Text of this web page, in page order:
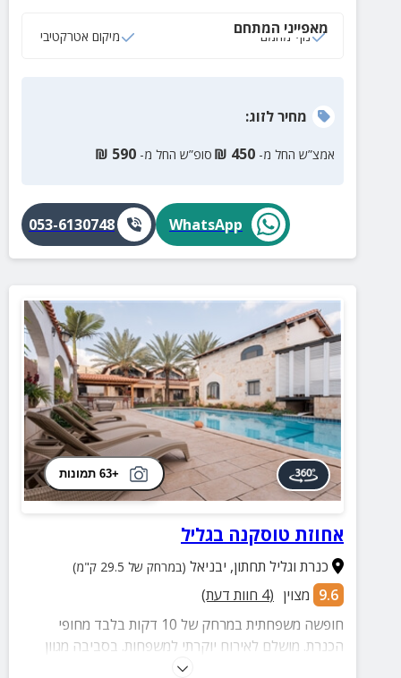
מאפייני המתחם
נוף מהמם מיקום אטרקטיבי
מחירלזוג:
אמצ”ש החל מ- 450
₪ סופ”ש החל מ- 590
₪
WhatsApp
053-6130748
+63 תמונות
אחוזת טוסקנה בגליל
כנרת וגליל תחתון, יבניאל (במרחק של 29.5 ק"מ)
9.6 מצוין (
4 חוות דעת)
חופשה משפחתית במרחק של 10 דקות בלבד מחופי
הכנרת. מושלם לאירוח יוקרתי למשפחות. בסביבה מגוון
אטרקציות לכל המשפחה והגילאים.